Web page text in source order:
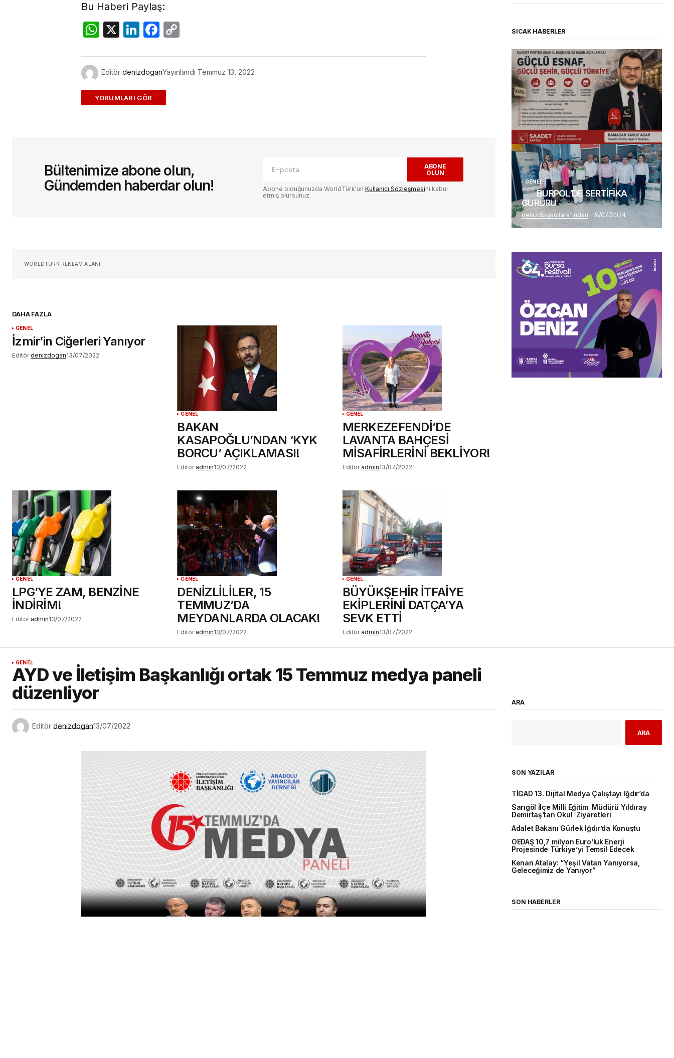
Bu Haberi Paylaş:
WhatsApp
X LinkedIn
Facebook
Editör denizdoganYayınlandı Temmuz 13, 2022
ADD A COMMENT
Yorum*
YORUM GÖNDER
Bültenimize abone olun,
Gündemden haberdar olun!
ABONE
OLUN
Abone olduğunuzda WorldTürk'ün Kullanıcı Sözleşmesini kabul
etmiş olursunuz.
WORLDTURK REKLAM ALANI
DAHA FAZLA
GENEL
İzmir’in Ciğerleri Yanıyor
Editör denizdogan13/07/2022
GENEL
BAKAN
KASAPOĞLU’NDAN ‘KYK
BORCU’ AÇIKLAMASI!
Editör admin13/07/2022
GENEL
MERKEZEFENDİ’DE
LAVANTA BAHÇESİ
MİSAFİRLERİNİ BEKLİYOR!
Editör admin13/07/2022
GENEL
LPG’YE ZAM, BENZİNE
İNDİRİM!
Editör admin13/07/2022
GENEL
DENİZLİLİLER, 15
TEMMUZ’DA
MEYDANLARDA OLACAK!
Editör admin13/07/2022
GENEL
BÜYÜKŞEHİR İTFAİYE
EKİPLERİNİ DATÇA’YA
SEVK ETTİ
Editör admin13/07/2022
SICAK HABERLER
(başlıksız)
Alaattin Karahan tarafından 14/07/2026
GENEL
BURPOL’DE SERTİFİKA
GURURU
denizdogan tarafından 19/07/2024
GENEL
AYD ve İletişim Başkanlığı ortak 15 Temmuz medya paneli
düzenliyor
Editör denizdogan13/07/2022
ARA
ARA
SON YAZILAR
TİGAD 13. Dijital Medya Çalıştayı Iğdır’da
Sarıgöl İlçe Milli Eğitim Müdürü Yıldıray
Demirtaş’tan Okul Ziyaretleri
Adalet Bakanı Gürlek Iğdır’da Konuştu
OEDAŞ 10,7 milyon Euro’luk Enerji
Projesinde Türkiye’yi Temsil Edecek
Kenan Atalay: “Yeşil Vatan Yanıyorsa,
Geleceğimiz de Yanıyor”
SON HABERLER